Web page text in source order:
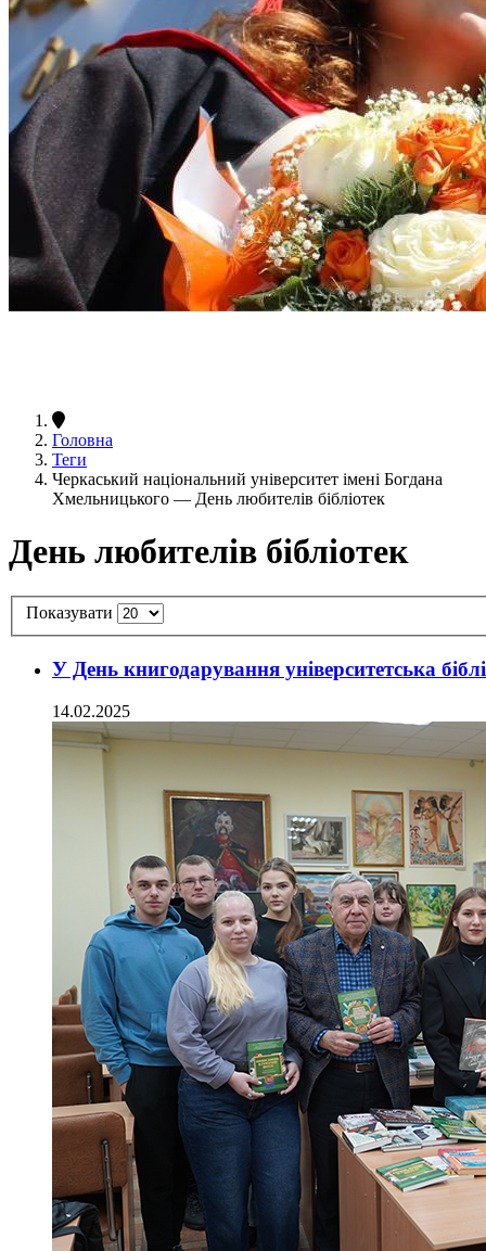
Головна
Теги
Черкаський національний університет імені Богдана
Хмельницького — День любителів бібліотек
День любителів бібліотек
Показувати
У День книгодарування університетська
14.02.2025